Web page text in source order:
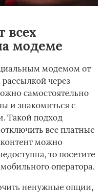
всех
модеме
модемом от
рассылкой через
самостоятельно
и знакомиться с
Такой подход
отключить все платные
можно
то посетите
оператора.
ненужные опции,